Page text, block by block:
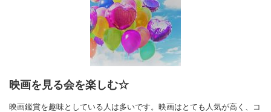
映画を見る会を楽しむ☆
映画鑑賞を趣味としている人は多いです。映画はとても人気が高く、コ